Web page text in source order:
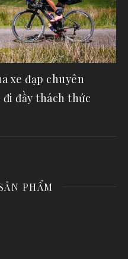
xe đạp chuyên
đầy thách thức
PHẨM